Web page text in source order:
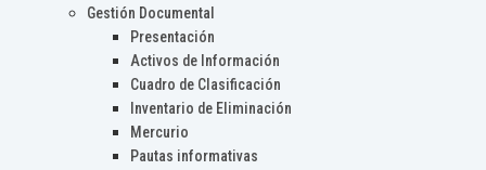
Gestión Documental
Presentación
Activos de Información
Cuadro de Clasificación
Inventario de Eliminación
Mercurio
Pautas informativas